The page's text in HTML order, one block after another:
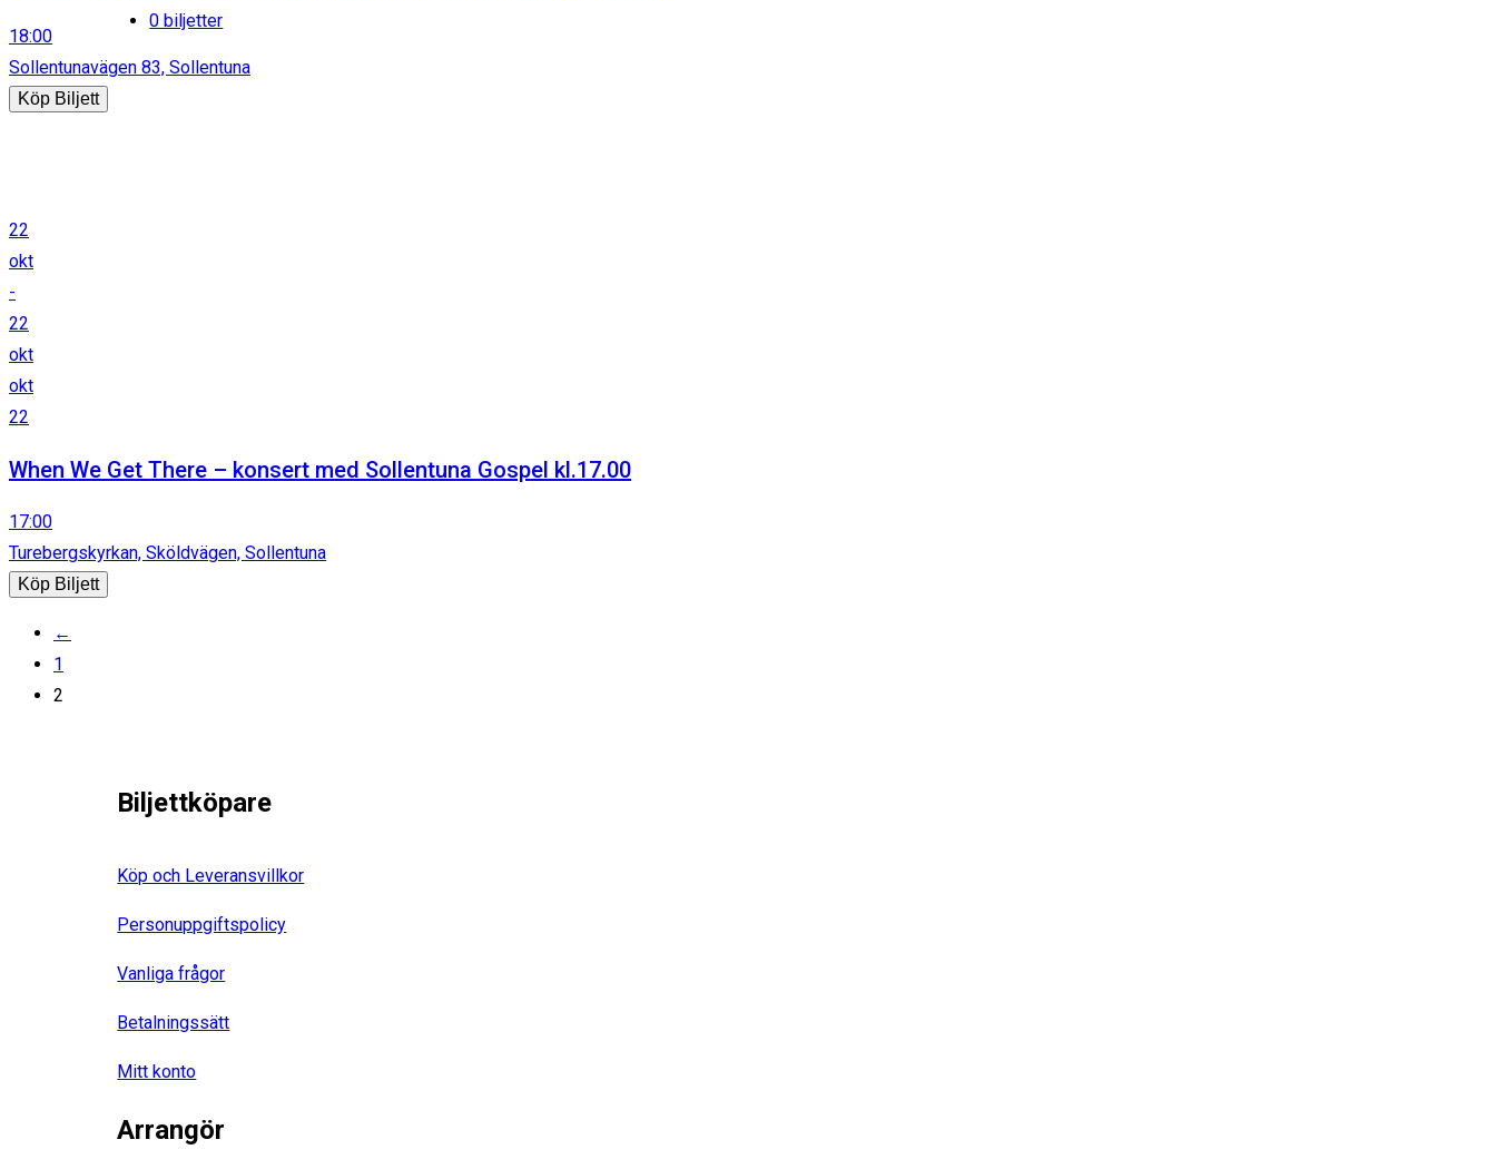
0 biljetter
18:00
Sollentunavägen 83, Sollentuna
Köp Biljett
22
okt
-
22
okt
okt
22
When We Get There – konsert med Sollentuna Gospel kl.17.00
17:00
Turebergskyrkan, Sköldvägen, Sollentuna
Köp Biljett
←
1
2
Biljettköpare
Köp och Leveransvillkor
Personuppgiftspolicy
Vanliga frågor
Betalningssätt
Mitt konto
Arrangör